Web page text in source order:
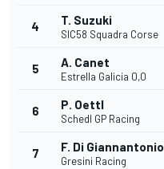
4 T. Suzuki
SIC58 Squadra Corse
5 A. Canet
Estrella Galicia 0,0
6 P. Oettl
Schedl GP Racing
7 F. Di Giannantonio
Gresini Racing